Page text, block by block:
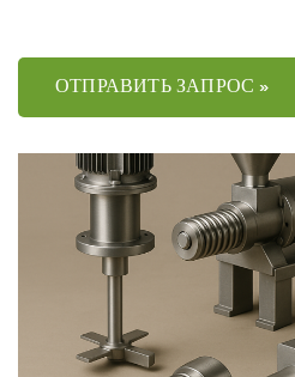
ОТПРАВИТЬ ЗАПРОС »